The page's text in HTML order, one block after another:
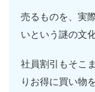
売るものを、実
いという謎の文化
社員割引もそこ
りお得に買い物